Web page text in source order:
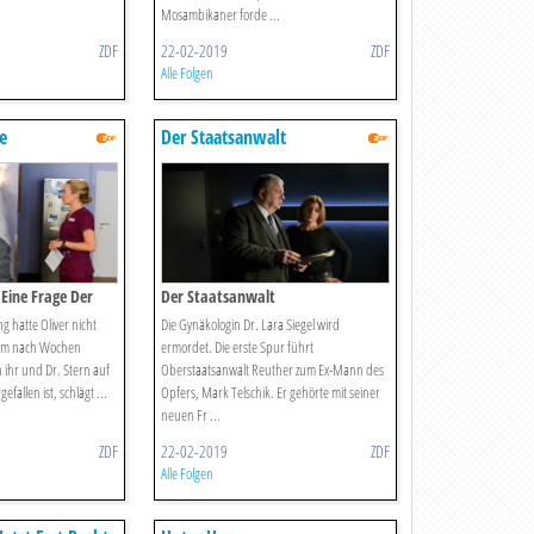
ZDF
Mosambikaner forde ...
22-02-2019 ZDF
Alle Folgen
Frage Der
hatte Oliver nicht
nach Wochen
ihr und Dr. Stern auf
ist, schlägt ...
ZDF
Der Staatsanwalt
Der Staatsanwalt
Die Gynäkologin Dr. Lara Siegel wird
ermordet. Die erste Spur führt
Oberstaatsanwalt Reuther zum Ex-Mann des
Opfers, Mark Telschik. Er gehörte mit seiner
neuen Fr ...
22-02-2019 ZDF
Alle Folgen